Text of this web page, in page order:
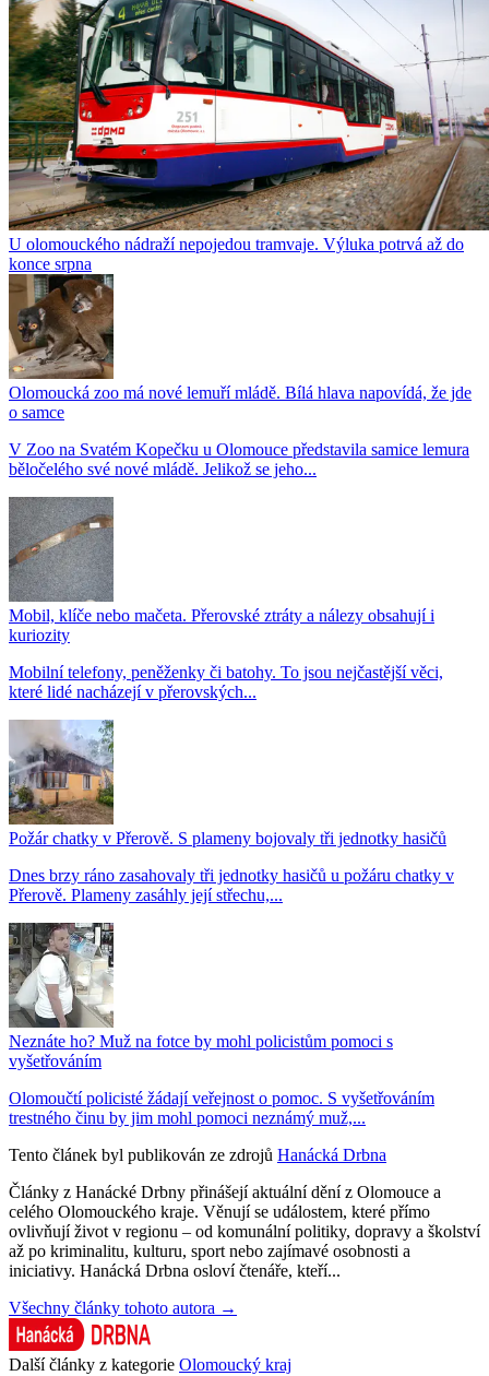
U olomouckého nádraží nepojedou tramvaje. Výluka potrvá až do
konce srpna
Olomoucká zoo má nové lemuří mládě. Bílá hlava napovídá, že jde
o samce
V Zoo na Svatém Kopečku u Olomouce představila samice lemura
běločelého své nové mládě. Jelikož se jeho...
Mobil, klíče nebo mačeta. Přerovské ztráty a nálezy obsahují i
kuriozity
Mobilní telefony, peněženky či batohy. To jsou nejčastější věci,
které lidé nacházejí v přerovských...
Požár chatky v Přerově. S plameny bojovaly tři jednotky hasičů
Dnes brzy ráno zasahovaly tři jednotky hasičů u požáru chatky v
Přerově. Plameny zasáhly její střechu,...
Neznáte ho? Muž na fotce by mohl policistům pomoci s
vyšetřováním
Olomoučtí policisté žádají veřejnost o pomoc. S vyšetřováním
trestného činu by jim mohl pomoci neznámý muž,...
Tento článek byl publikován ze zdrojů Hanácká Drbna
Články z Hanácké Drbny přinášejí aktuální dění z Olomouce a
celého Olomouckého kraje. Věnují se událostem, které přímo
ovlivňují život v regionu – od komunální politiky, dopravy a školství
až po kriminalitu, kulturu, sport nebo zajímavé osobnosti a
iniciativy. Hanácká Drbna osloví čtenáře, kteří...
Všechny články tohoto autora →
Další články z kategorie Olomoucký kraj